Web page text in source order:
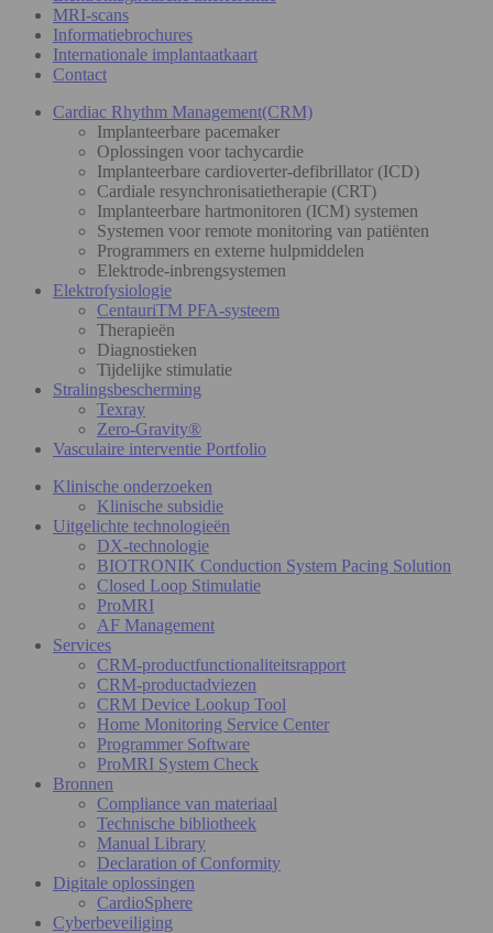
MRI-scans
Informatiebrochures
Internationale implantaatkaart
Contact
Cardiac Rhythm Management(CRM)
Implanteerbare pacemaker
Oplossingen voor tachycardie
Implanteerbare cardioverter-defibrillator (ICD)
Cardiale resynchronisatietherapie (CRT)
Implanteerbare hartmonitoren (ICM) systemen
Systemen voor remote monitoring van patiënten
Programmers en externe hulpmiddelen
Elektrode-inbrengsystemen
Elektrofysiologie
CentauriTM PFA-systeem
Therapieën
Diagnostieken
Tijdelijke stimulatie
Stralingsbescherming
Texray
Zero-Gravity®
Vasculaire interventie Portfolio
Klinische onderzoeken
Klinische subsidie
Uitgelichte technologieën
DX-technologie
BIOTRONIK Conduction System Pacing Solution
Closed Loop Stimulatie
ProMRI
AF Management
Services
CRM-productfunctionaliteitsrapport
CRM-productadviezen
CRM Device Lookup Tool
Home Monitoring Service Center
Programmer Software
ProMRI System Check
Bronnen
Compliance van materiaal
Technische bibliotheek
Manual Library
Declaration of Conformity
Digitale oplossingen
CardioSphere
Cyberbeveiliging